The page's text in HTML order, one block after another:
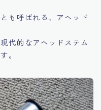
も呼ばれる、アヘッド
代的なアヘッドステム
。